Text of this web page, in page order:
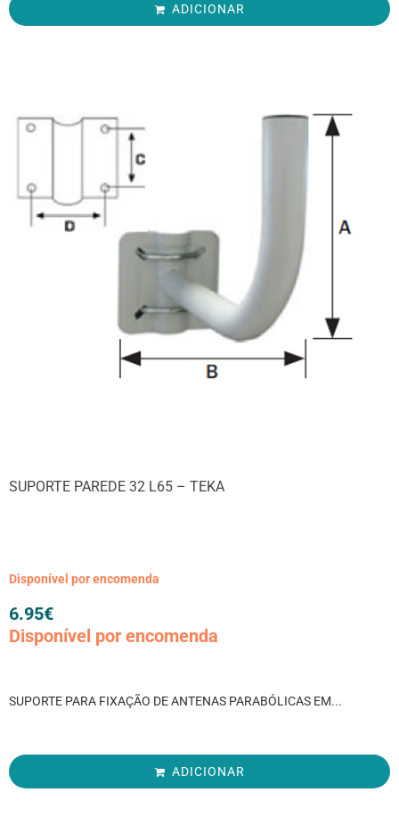
ADICIONAR
SUPORTE PAREDE 32 L65 – TEKA
Disponível por encomenda
6.95€
Disponível por encomenda
SUPORTE PARA FIXAÇÃO DE ANTENAS PARABÓLICAS EM...
ADICIONAR